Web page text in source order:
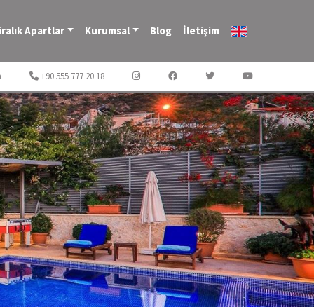
Apartlar Kurumsal Blog İletişim
+90 555 777 20 18